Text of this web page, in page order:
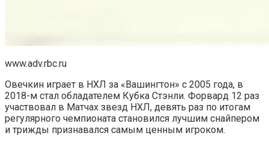
www.adv.rbc.ru
Овечкин играет в НХЛ за «Вашингтон» с 2005 года, в
2018-м стал обладателем Кубка Стэнли. Форвард 12 раз
участвовал в Матчах звезд НХЛ, девять раз по итогам
регулярного чемпионата становился лучшим снайпером
и трижды признавался самым ценным игроком.